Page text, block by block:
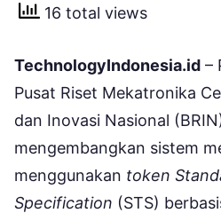
16 total views
TechnologyIndonesia.id –
Pusat Riset Mekatronika
dan Inovasi Nasional
mengembangkan sistem
menggunakan token
Specification (STS)